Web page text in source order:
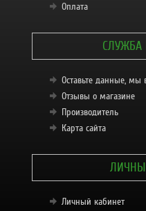
Оплата
Оставьте данные, мы
Отзывы о магазине
Производитель
Карта сайта
Личный кабинет